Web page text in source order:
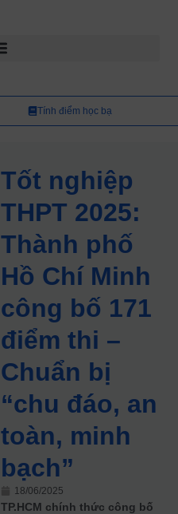
Tính điểm học bạ
Tốt nghiệp
THPT 2025:
Thành phố
Hồ Chí Minh
công bố 171
điểm thi –
Chuẩn bị
“chu đáo, an
toàn, minh
bạch”
18/06/2025
TP.HCM chính thức công bố